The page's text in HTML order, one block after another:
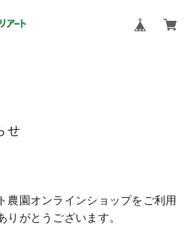
せ
農園オンラインショップをご利用
りがとうございます。